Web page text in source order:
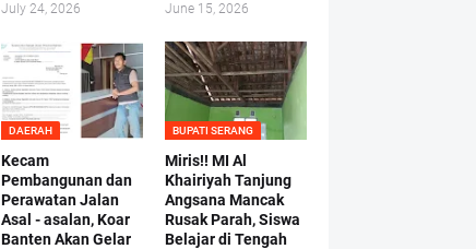
July 24, 2026 June 15, 2026
DAERAH
Kecam
Pembangunan dan
Perawatan Jalan
Asal - asalan, Koar
Banten Akan Gelar
BUPATI SERANG
Miris!! MI Al
Khairiyah Tanjung
Angsana Mancak
Rusak Parah, Siswa
Belajar di Tengah